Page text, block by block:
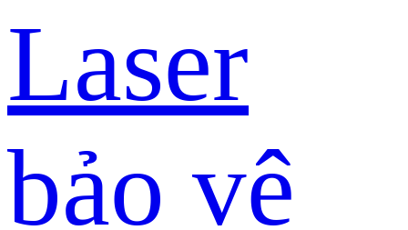
Laser
bảo vệ